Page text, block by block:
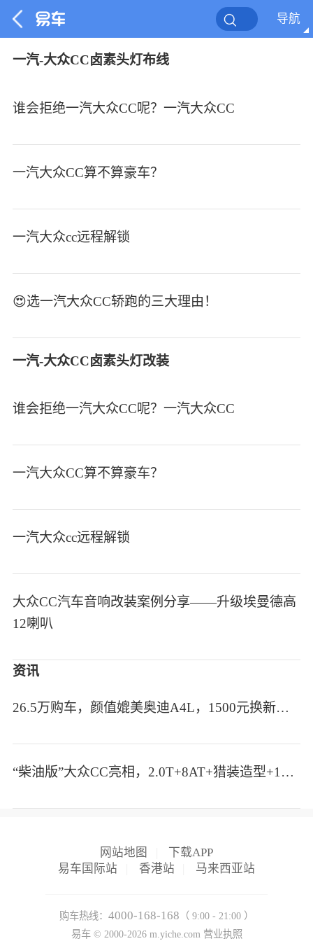
导航
一汽-大众CC卤素头灯布线
谁会拒绝一汽大众CC呢？一汽大众CC
一汽大众CC算不算豪车？
一汽大众cc远程解锁
😍选一汽大众CC轿跑的三大理由！
一汽-大众CC卤素头灯改装
谁会拒绝一汽大众CC呢？一汽大众CC
一汽大众CC算不算豪车？
一汽大众cc远程解锁
大众CC汽车音响改装案例分享——升级埃曼德高
12喇叭
资讯
26.5万购车，颜值媲美奥迪A4L，1500元换新轮毂
“柴油版”大众CC亮相，2.0T+8AT+猎装造型+18寸轮毂，预售29.8万
网站地图
下载APP
易车国际站
香港站 马来西亚站
购车热线： 4000-168-168 （ 9:00 - 21:00 ）
易车 © 2000-2026m.yiche.com 营业执照